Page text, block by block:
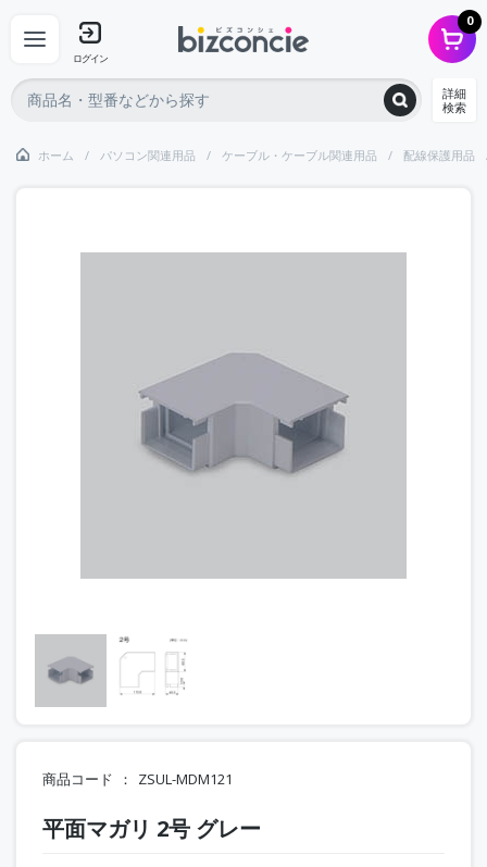
ログイン
0
詳細
検索
ホーム パソコン関連用品 ケーブル・ケーブル関連用品 配線保護用品
商品コード ZSUL-MDM121
平面マガリ 2号 グレー